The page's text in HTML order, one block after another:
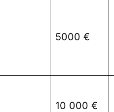
5000 €
10 000 €